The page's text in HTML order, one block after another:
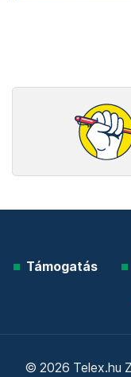
Támogatás
© 2026 Telex.hu